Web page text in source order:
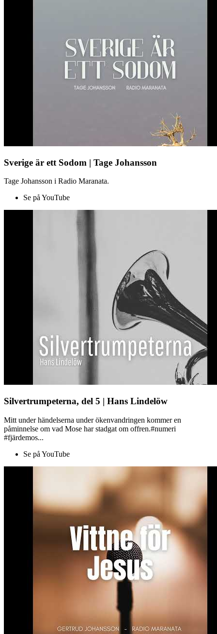
Sverige är ett Sodom | Tage Johansson
Tage Johansson i Radio Maranata.
Se på YouTube
Silvertrumpeterna, del 5 | Hans Lindelöw
Mitt under händelserna under ökenvandringen kommer en
påminnelse om vad Mose har stadgat om offren.#numeri
#fjärdemos...
Se på YouTube